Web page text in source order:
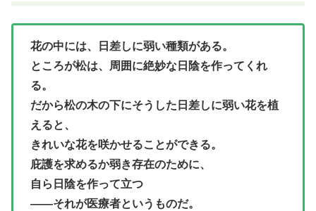
花の中には、日差しに弱い種類がある。
ところが松は、周囲に絶妙な日陰を作ってくれ
る。
だから松の木の下にそうした日差しに弱い花を植
えると、
きれいな花を咲かせることができる。
庇護を求めるか弱き存在のために、
自ら日陰を作って立つ
――それが医療者というものだ。